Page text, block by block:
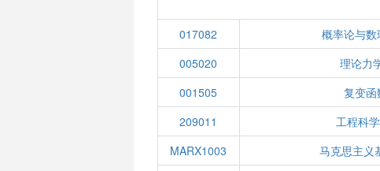
017082 概率论与数
005020
理论力
001505
复变函
209011
工程科
MARX1003
马克思主义